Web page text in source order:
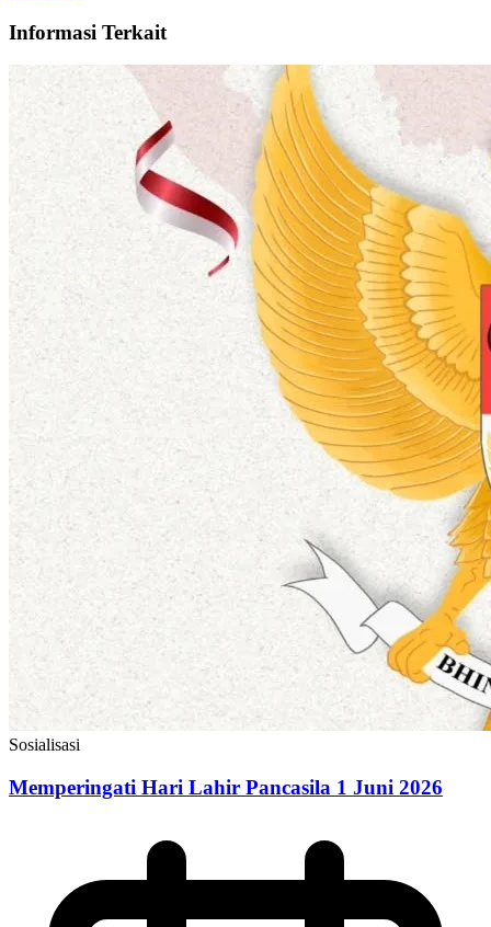
Informasi Terkait
Sosialisasi
Memperingati Hari Lahir Pancasila 1 Juni 2026